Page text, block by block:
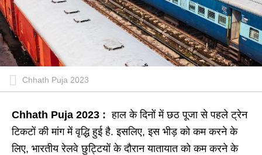
Chhath Puja 2023
Chhath Puja 2023 : हाल के दिनों में छठ पूजा से पहले ट्रेन
टिकटों की मांग में वृद्धि हुई है. इसलिए, इस भीड़ को कम करने के
लिए, भारतीय रेलवे छुट्टियों के दौरान यातायात को कम करने के